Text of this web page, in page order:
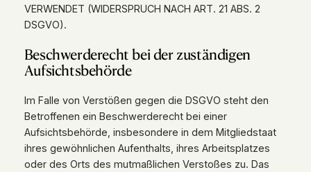
VERWENDET (WIDERSPRUCH NACH ART. 21 ABS. 2
DSGVO).
Beschwerde­recht bei der zuständigen
Aufsichts­behörde
Im Falle von Verstößen gegen die DSGVO steht den
Betroffenen ein Beschwerderecht bei einer
Aufsichtsbehörde, insbesondere in dem Mitgliedstaat
ihres gewöhnlichen Aufenthalts, ihres Arbeitsplatzes
oder des Orts des mutmaßlichen Verstoßes zu. Das